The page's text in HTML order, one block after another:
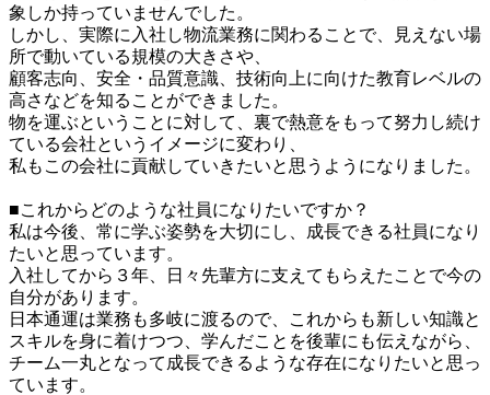
象しか持っていませんでした。
しかし、実際に入社し物流業務に関わることで、見えない場
所で動いている規模の大きさや、
顧客志向、安全・品質意識、技術向上に向けた教育レベルの
高さなどを知ることができました。
物を運ぶということに対して、裏で熱意をもって努力し続け
ている会社というイメージに変わり、
私もこの会社に貢献していきたいと思うようになりました。
■これからどのような社員になりたいですか？
私は今後、常に学ぶ姿勢を大切にし、成長できる社員になり
たいと思っています。
入社してから３年、日々先輩方に支えてもらえたことで今の
自分があります。
日本通運は業務も多岐に渡るので、これからも新しい知識と
スキルを身に着けつつ、学んだことを後輩にも伝えながら、
チーム一丸となって成長できるような存在になりたいと思っ
ています。